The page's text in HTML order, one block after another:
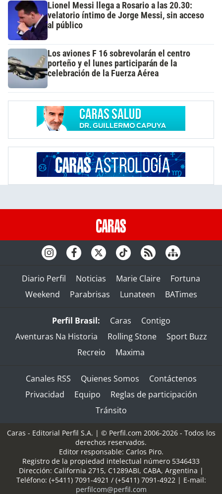
Lionel Messi llega a Rosario a las 20.30:
velatorio íntimo de Jorge Messi, sin acceso
al público
Los aviones F 16 sobrevolarán el centro
porteño y el lunes participarán de la
celebración de la Fuerza Aérea
Diario Perfil Noticias Marie Claire
Fortuna
Weekend
Parabrisas Lunateen BATimes
Perfil Brasil: Caras
Contigo
Aventuras Na Historia
Rolling Stone
Sport Buzz
Recreio
Maxima
Canales RSS Quienes Somos
Contáctenos
Privacidad
Equipo
Reglas de participación
Tránsito
Caras - Editorial Perfil S.A. | © Perfil.com 2006-2026 - Todos los
derechos reservados.
Editor responsable: Carlos Piro.
Registro de la propiedad intelectual número 5346433
Dirección: California 2715, C1289ABI, CABA, Argentina |
Teléfono: (+5411) 7091-4921 / (+5411) 7091-4922 | E-mail:
perfilcom@perfil.com